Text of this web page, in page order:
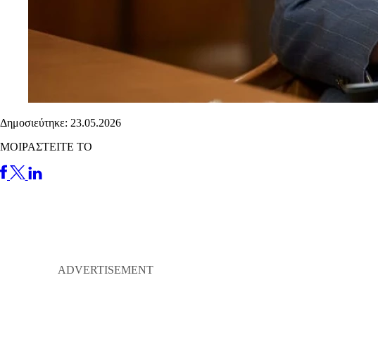
Δημοσιεύτηκε: 23.05.2026
ΜΟΙΡΑΣΤΕΙΤΕ ΤΟ